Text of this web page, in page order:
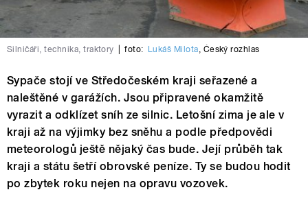
Silničáři, technika, traktory foto: Lukáš Milota, Český rozhlas
Sypače stojí ve Středočeském kraji seřazené a
naleštěné v garážích. Jsou připravené okamžitě
vyrazit a odklízet sníh ze silnic. Letošní zima je ale v
kraji až na výjimky bez sněhu a podle předpovědi
meteorologů ještě nějaký čas bude. Její průběh tak
kraji a státu šetří obrovské peníze. Ty se budou hodit
po zbytek roku nejen na opravu vozovek.